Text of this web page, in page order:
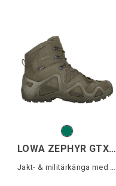
LOWA ZEPHYR GTX MID TF
Jakt- & militärkänga med Gore-Tex